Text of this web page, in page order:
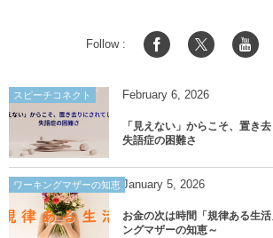
Follow :
スピーチコネクト February 6, 2026
「見えない」からこそ、置き
失語症の困難さ
ワーキングマザーの知恵 January 5, 2026
お金の次は時間「規律ある生
ングマザーの知恵～